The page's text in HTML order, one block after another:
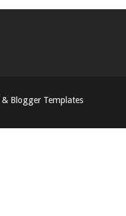
& Blogger Templates